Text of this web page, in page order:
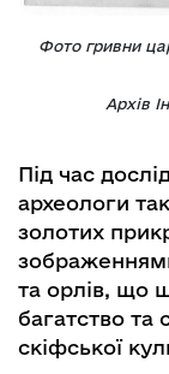
Фото гривни
Архів
Під час
археологи
золотих
та орлів, що
багатство та
скіфської